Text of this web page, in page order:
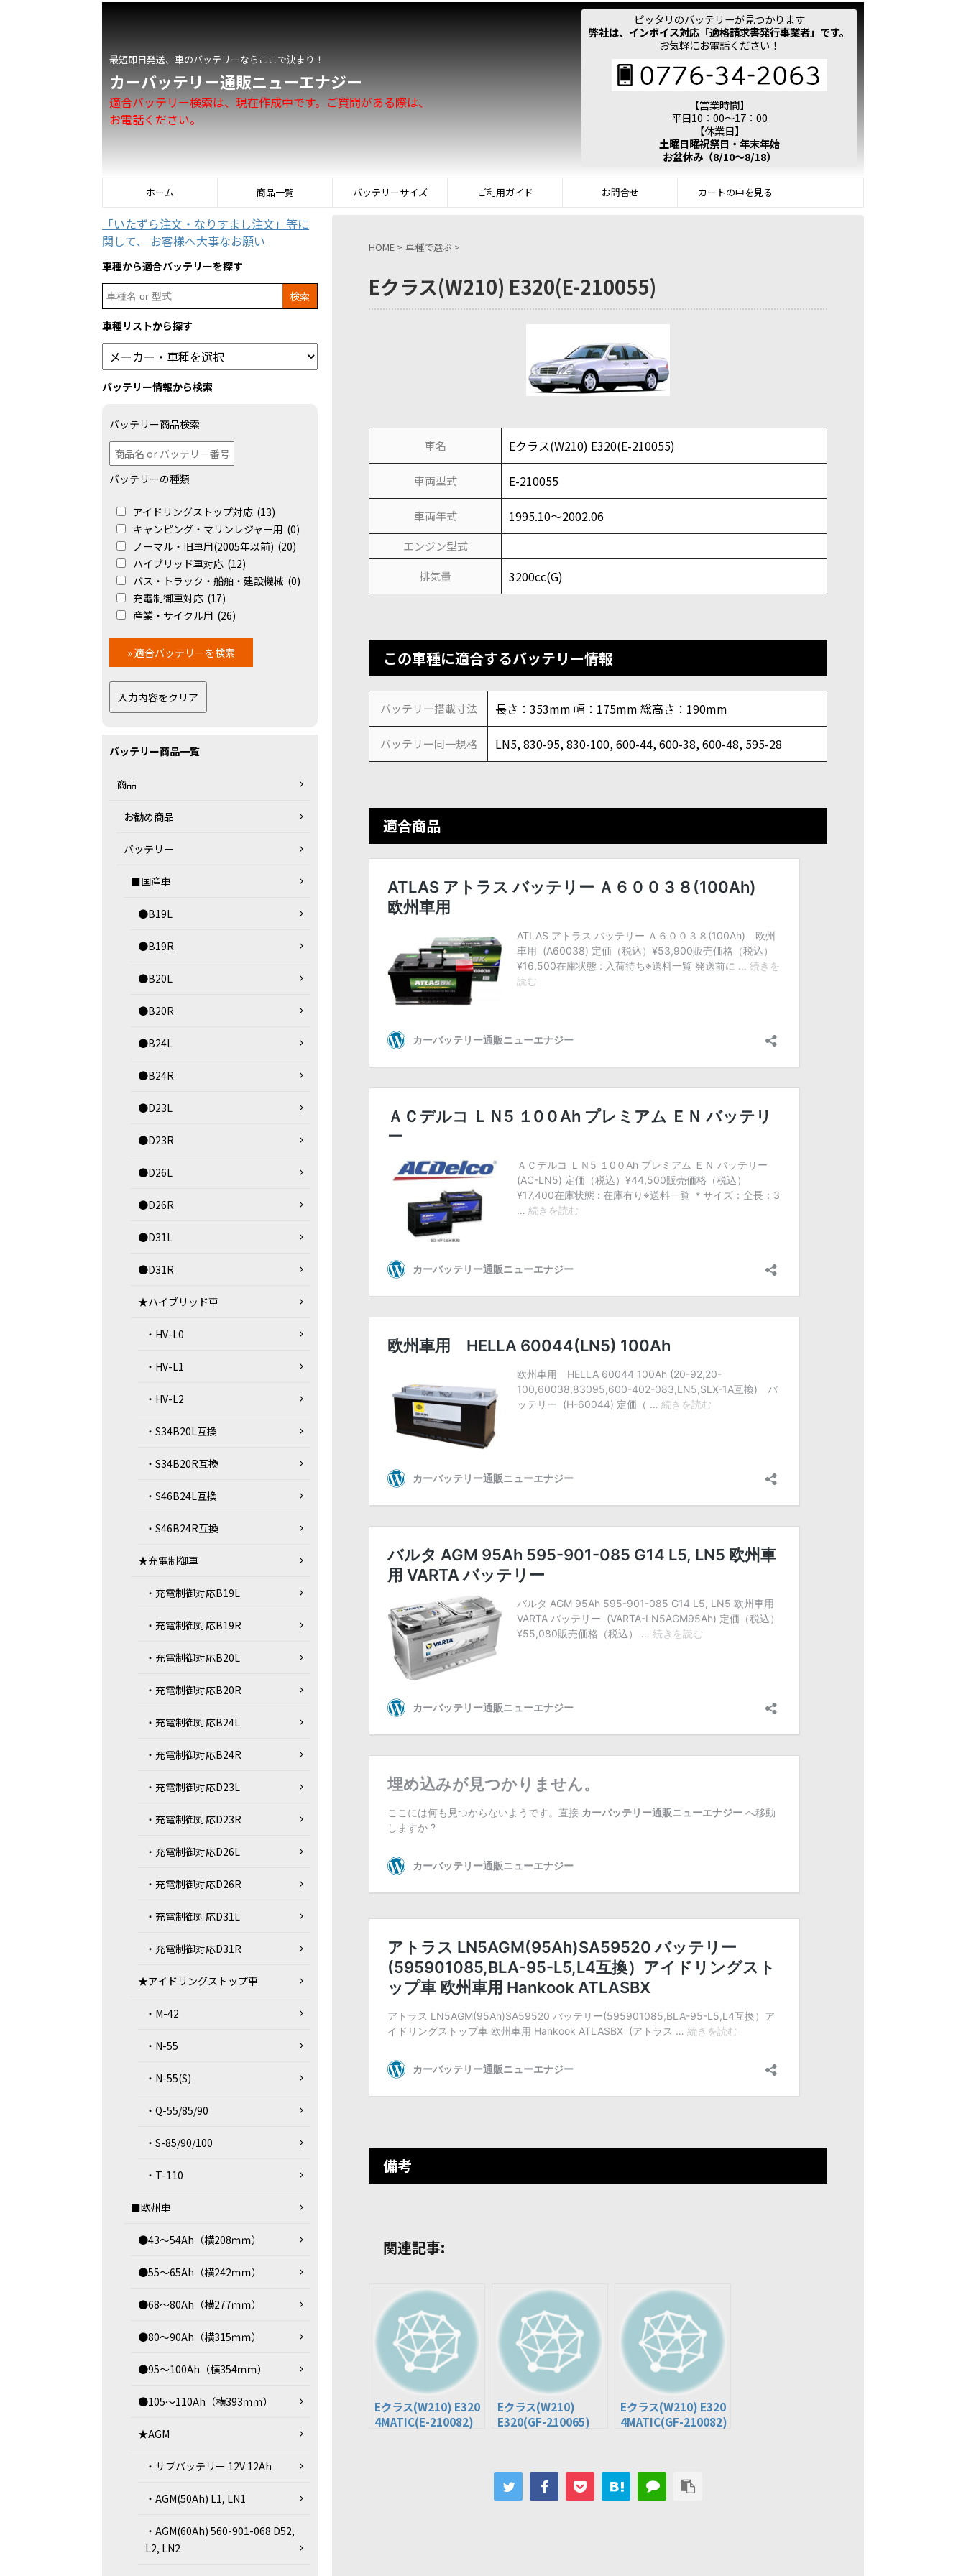
最短即日発送、車のバッテリーならここで決まり！
カーバッテリー通販ニューエナジー
適合バッテリー検索は、現在作成中です。ご質問がある際は、
お電話ください。
ピッタリのバッテリーが見つかります
弊社は、インボイス対応「適格請求書発行事業者」です。
お気軽にお電話ください！
【営業時間】
平日10：00～17：00
【休業日】
土曜日曜祝祭日・年末年始
お盆休み（8/10～8/18）
ホーム 商品一覧 バッテリーサイズ ご利用ガイド お問合せ カートの中を見る
HOME > 車種で選ぶ >
Eクラス(W210) E320(E-210055)
車名 Eクラス(W210) E320(E-210055)
車両型式 E-210055
車両年式 1995.10～2002.06
エンジン型式
排気量
3200cc(G)
この車種に適合するバッテリー情報
バッテリー搭載寸法 長さ：353mm 幅：175mm 総高さ：190mm
バッテリー同一規格 LN5, 830-95, 830-100, 600-44, 600-38, 600-48, 595-28
適合商品
備考
関連記事:
Eクラス(W210) E320
4MATIC(E-210082)
Eクラス(W210)
E320(GF-210065)
Eクラス(W210) E320
4MATIC(GF-210082)
「いたずら注文・なりすまし注文」等に
関して、 お客様へ大事なお願い
車種から適合バッテリーを探す
Search
for:
車種リストから探す
バッテリー情報から検索
バッテリー商品検索
バッテリーの種類
アイドリングストップ対応 (13)
キャンピング・マリンレジャー用 (0)
ノーマル・旧車用(2005年以前) (20)
ハイブリッド車対応 (12)
バス・トラック・船舶・建設機械 (0)
充電制御車対応 (17)
産業・サイクル用 (26)
バッテリー商品一覧
商品
お勧め商品
バッテリー
■国産車
●B19L
●B19R
●B20L
●B20R
●B24L
●B24R
●D23L
●D23R
●D26L
●D26R
●D31L
●D31R
★ハイブリッド車
・HV-L0
・HV-L1
・HV-L2
・S34B20L互換
・S34B20R互換
・S46B24L互換
・S46B24R互換
★充電制御車
・充電制御対応B19L
・充電制御対応B19R
・充電制御対応B20L
・充電制御対応B20R
・充電制御対応B24L
・充電制御対応B24R
・充電制御対応D23L
・充電制御対応D23R
・充電制御対応D26L
・充電制御対応D26R
・充電制御対応D31L
・充電制御対応D31R
★アイドリングストップ車
・M-42
・N-55
・N-55(S)
・Q-55/85/90
・S-85/90/100
・T-110
■欧州車
●43～54Ah（横208ｍｍ）
●55～65Ah（横242ｍｍ）
●68～80Ah（横277ｍｍ）
●80～90Ah（横315ｍｍ）
●95～100Ah（横354ｍｍ）
●105～110Ah（横393ｍｍ）
★AGM
・サブバッテリー 12V 12Ah
・AGM(50Ah) L1, LN1
・AGM(60Ah) 560-901-068 D52,
L2, LN2